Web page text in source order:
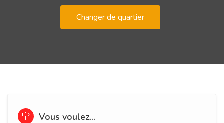
Changer de quartier
Vous voulez...